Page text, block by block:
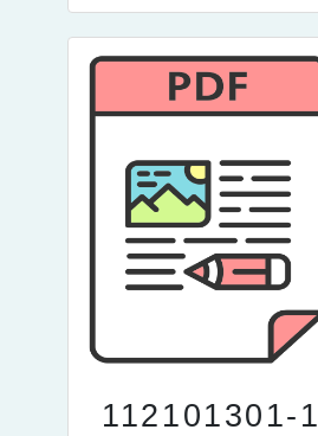
112101301-1